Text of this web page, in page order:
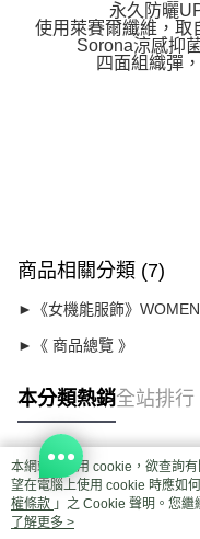
永久防曬
使用萊賽爾纖維，取
Sorona涼感抑
四面組織彈
商品相關分類 (7)
►《女機能服飾》WOMEN
►《 商品總覽 》
本分類熱銷全站排行
熱門標籤
本網站中使用 cookie，欲查詢
望在電腦上使用 cookie 時應如
權條款 」之 Cookie 聲明。您
用條款之 Cookie 聲明使用
了解更多 >